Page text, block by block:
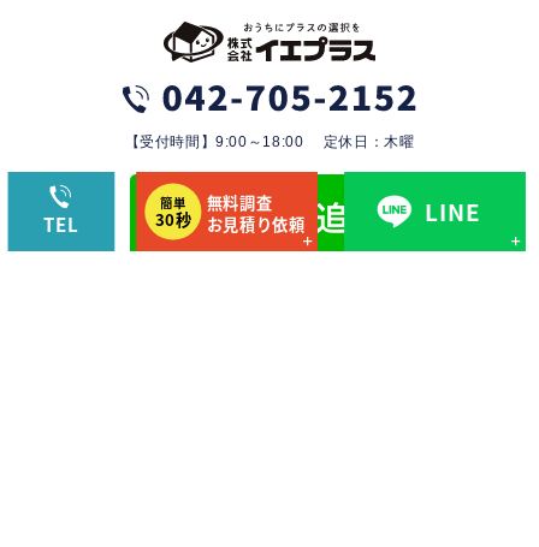
【受付時間】9:00～18:00 定休日：木曜